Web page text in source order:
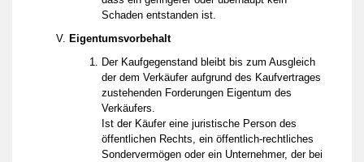
Schaden entstanden ist.
Eigentumsvorbehalt
Der Kaufgegenstand bleibt bis zum Ausgleich
der dem Verkäufer aufgrund des Kaufvertrages
zustehenden Forderungen Eigentum des
Verkäufers.
Ist der Käufer eine juristische Person des
öffentlichen Rechts, ein öffentlich-rechtliches
Sondervermögen oder ein Unternehmer, der bei